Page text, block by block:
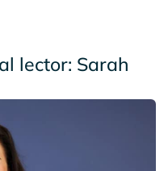
lector: Sarah